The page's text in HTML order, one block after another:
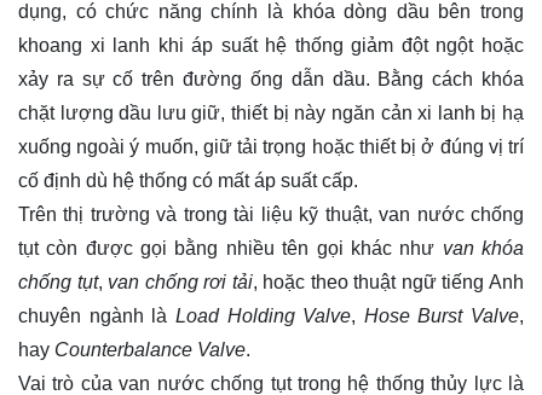
dụng, có chức năng chính là khóa dòng dầu bên trong
khoang xi lanh khi áp suất hệ thống giảm đột ngột hoặc
xảy ra sự cố trên đường ống dẫn dầu. Bằng cách khóa
chặt lượng dầu lưu giữ, thiết bị này ngăn cản xi lanh bị hạ
xuống ngoài ý muốn, giữ tải trọng hoặc thiết bị ở đúng vị trí
cố định dù hệ thống có mất áp suất cấp.
Trên thị trường và trong tài liệu kỹ thuật, van nước chống
tụt còn được gọi bằng nhiều tên gọi khác như van khóa
chống tụt, van chống rơi tải, hoặc theo thuật ngữ tiếng Anh
chuyên ngành là Load Holding Valve, Hose Burst Valve,
hay Counterbalance Valve.
Vai trò của van nước chống tụt trong hệ thống thủy lực là